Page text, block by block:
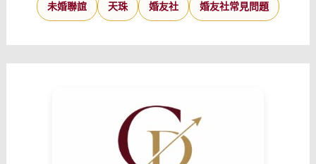
未婚聯誼 天珠 婚友社 婚友社常見問題